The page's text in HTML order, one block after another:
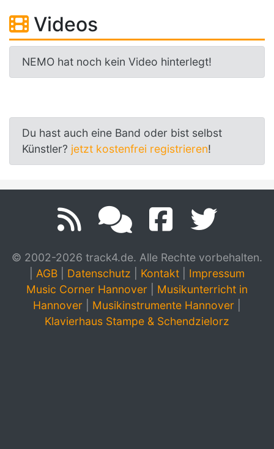
Videos
NEMO hat noch kein Video hinterlegt!
Du hast auch eine Band oder bist selbst
Künstler? jetzt kostenfrei registrieren!
© 2002-2026 track4.de. Alle Rechte vorbehalten.
AGB Datenschutz Kontakt
Impressum
Music Corner Hannover
Musikunterricht in
Hannover
Musikinstrumente Hannover
Klavierhaus Stampe & Schendzielorz